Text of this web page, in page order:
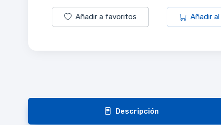
Añadir a favoritos Añadir
Descripción